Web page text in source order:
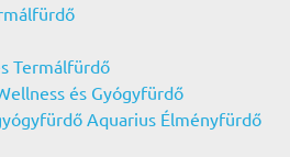
Termálfürdő
és Gyógyfürdő
Aquarius Élményfürdő